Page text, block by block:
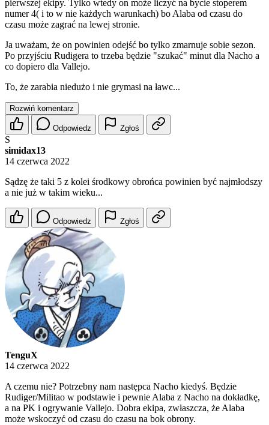
pierwszej ekipy. Tylko wtedy on może liczyć na bycie stoperem
numer 4( i to w nie każdych warunkach) bo Alaba od czasu do
czasu może zagrać na lewej stronie.
Ja uważam, że on powinien odejść bo tylko zmarnuje sobie sezon.
Po przyjściu Rudigera to trzeba będzie "szukać" minut dla Nacho a
co dopiero dla Vallejo.
To, że zarabia niedużo i nie grymasi na ławc...
Rozwiń komentarz
Odpowiedz Zgłoś
S
simidax13
14 czerwca 2022
Sądzę że taki 5 z kolei środkowy obrońca powinien być najmłodszy
a nie już w takim wieku...
Odpowiedz Zgłoś
TenguX
14 czerwca 2022
A czemu nie? Potrzebny nam następca Nacho kiedyś. Będzie
Rudiger/Militao w podstawie i pewnie Alaba z Nacho na dokładkę,
a na PK i ogrywanie Vallejo. Dobra ekipa, zwłaszcza, że Alaba
może wskoczyć od czasu do czasu na bok obrony.